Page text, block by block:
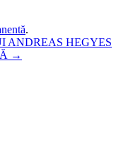
.
ANDREAS HEGYES
→